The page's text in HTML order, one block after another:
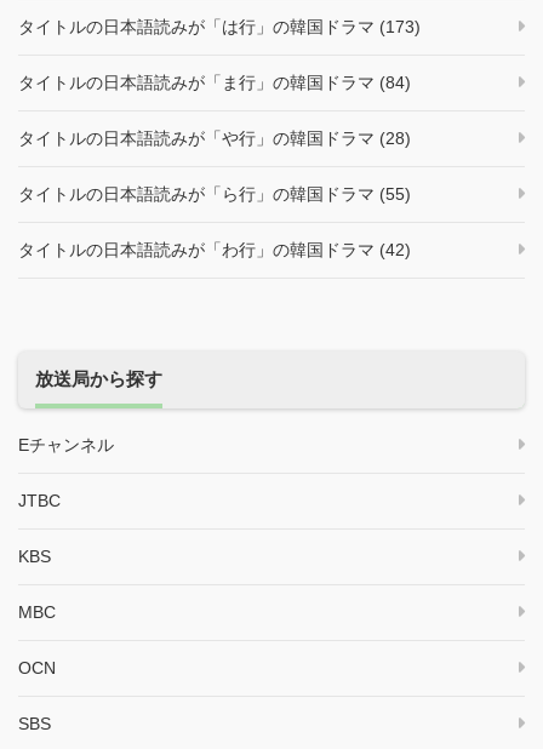
タイトルの日本語読みが「は行」の韓国ドラマ (173)
タイトルの日本語読みが「ま行」の韓国ドラマ (84)
タイトルの日本語読みが「や行」の韓国ドラマ (28)
タイトルの日本語読みが「ら行」の韓国ドラマ (55)
タイトルの日本語読みが「わ行」の韓国ドラマ (42)
放送局から探す
Eチャンネル
JTBC
KBS
MBC
OCN
SBS